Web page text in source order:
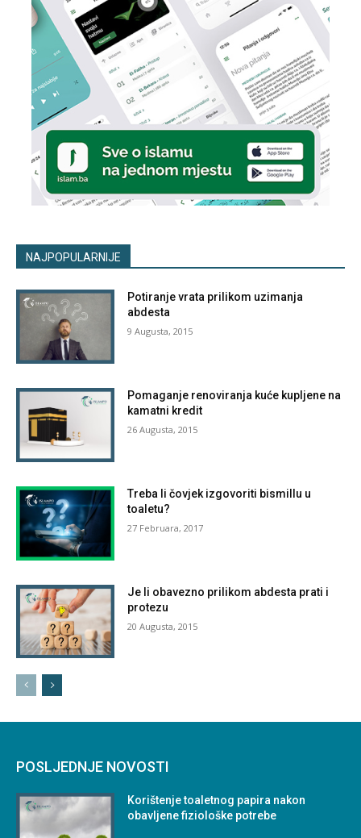
NAJPOPULARNIJE
Potiranje vrata prilikom uzimanja
abdesta
9 Augusta, 2015
Pomaganje renoviranja kuće kupljene na
kamatni kredit
26 Augusta, 2015
Treba li čovjek izgovoriti bismillu u
toaletu?
27 Februara, 2017
Je li obavezno prilikom abdesta prati i
protezu
20 Augusta, 2015
POSLJEDNJE NOVOSTI
Korištenje toaletnog papira nakon
obavljene fiziološke potrebe